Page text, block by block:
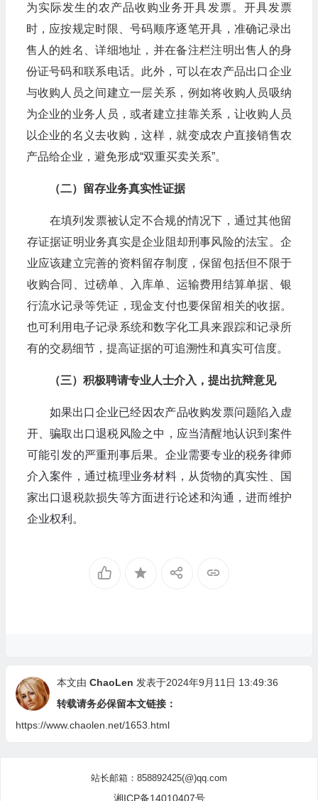
为实际发生的农产品收购业务开具发票。开具发票
时，应按规定时限、号码顺序逐笔开具，准确记录出
售人的姓名、详细地址，并在备注栏注明出售人的身
份证号码和联系电话。此外，可以在农产品出口企业
与收购人员之间建立一层关系，例如将收购人员吸纳
为企业的业务人员，或者建立挂靠关系，让收购人员
以企业的名义去收购，这样，就变成农户直接销售农
产品给企业，避免形成“双重买卖关系”。
（二）留存业务真实性证据
在填列发票被认定不合规的情况下，通过其他留
存证据证明业务真实是企业阻却刑事风险的法宝。企
业应该建立完善的资料留存制度，保留包括但不限于
收购合同、过磅单、入库单、运输费用结算单据、银
行流水记录等凭证，现金支付也要保留相关的收据。
也可利用电子记录系统和数字化工具来跟踪和记录所
有的交易细节，提高证据的可追溯性和真实可信度。
（三）积极聘请专业人士介入，提出抗辩意见
如果出口企业已经因农产品收购发票问题陷入虚
开、骗取出口退税风险之中，应当清醒地认识到案件
可能引发的严重刑事后果。企业需要专业的税务律师
介入案件，通过梳理业务材料，从货物的真实性、国
家出口退税款损失等方面进行论述和沟通，进而维护
企业权利。
本文由 ChaoLen 发表于2024年9月11日 13:49:36
转载请务必保留本文链接：
https://www.chaolen.net/1653.html
站长邮箱：858892425(@)qq.com
湘ICP备14010407号